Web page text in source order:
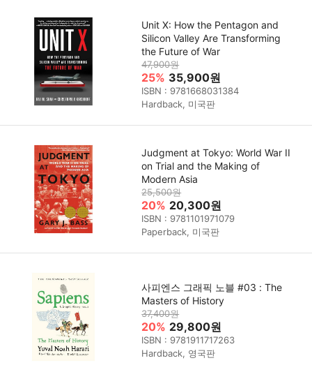
Unit X: How the Pentagon and
Silicon Valley Are Transforming
the Future of War
47,900원
25% 35,900원
ISBN : 9781668031384
Hardback, 미국판
Judgment at Tokyo: World War II
on Trial and the Making of
Modern Asia
25,500원
20% 20,300원
ISBN : 9781101971079
Paperback, 미국판
사피엔스 그래픽 노블 #03 : The
Masters of History
37,400원
20% 29,800원
ISBN : 9781911717263
Hardback, 영국판